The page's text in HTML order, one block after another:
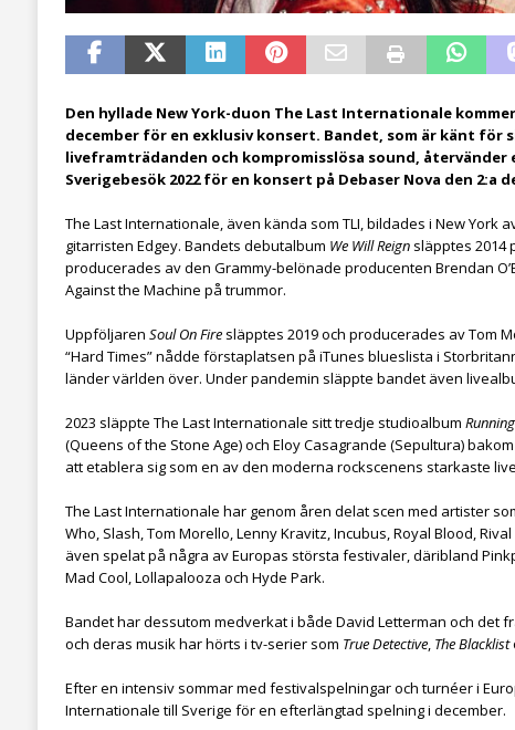
Den hyllade New York-duon The Last Internationale
december för en exklusiv konsert. Bandet, som är känt för
liveframträdanden och kompromisslösa sound,
Sverigebesök 2022 för en konsert på Debaser Nova den 2:a
The Last Internationale, även kända som TLI, bildades i New York
gitarristen Edgey. Bandets debutalbum We Will Reignsläpptes 2014
producerades av den Grammy-belönade producenten Brendan
Against the Machine på trummor.
Uppföljaren Soul On Firesläpptes 2019 och producerades av Tom
“Hard Times” nådde förstaplatsen på iTunes blueslista i
länder världen över. Under pandemin släppte bandet även
2023 släppte The Last Internationale sitt tredje studioalbum
(Queens of the Stone Age) och Eloy Casagrande (Sepultura)
att etablera sig som en av den moderna rockscenens starkaste
The Last Internationale har genom åren delat scen med artister
Who, Slash, Tom Morello, Lenny Kravitz, Incubus, Royal Blood,
även spelat på några av Europas största festivaler, däribland
Mad Cool, Lollapalooza och Hyde Park.
Bandet har dessutom medverkat i både David Letterman och det
och deras musik har hörts i tv-serier som True Detective, The Blacklist
Efter en intensiv sommar med festivalspelningar och turnéer i
Internationale till Sverige för en efterlängtad spelning i december.